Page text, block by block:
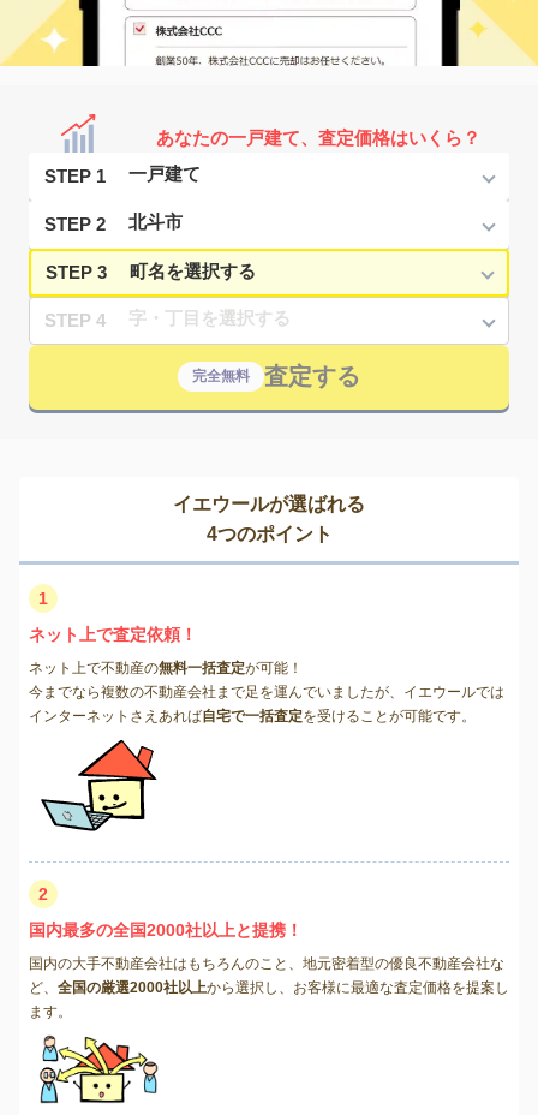
あなたの一戸建て、査定価格はいくら？
STEP 1
STEP 2
STEP 3
STEP 4
完全無料 査定する
イエウールが選ばれる
4つのポイント
1
ネット上で査定依頼！
ネット上で不動産の無料一括査定が可能！
今までなら複数の不動産会社まで足を運んでいましたが、イエウールでは
インターネットさえあれば自宅で一括査定を受けることが可能です。
2
国内最多の全国2000社以上と提携！
国内の大手不動産会社はもちろんのこと、地元密着型の優良不動産会社な
ど、 全国の厳選2000社以上から選択し、お客様に最適な査定価格を提案し
ます。